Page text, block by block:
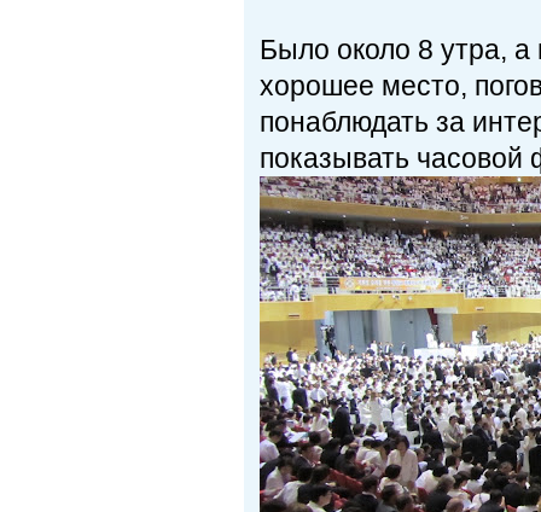
Было около 8 утра, а
хорошее место,
понаблюдать за
показывать